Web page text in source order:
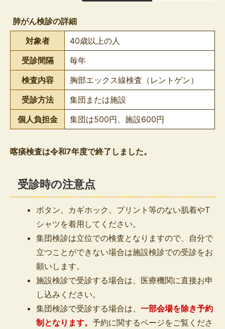
み
の
肺がん検診の詳細
対象者
40歳以上の人
受診間隔
毎年
検査内容
胸部エックス線検査（レントゲン）
受診方法
集団または施設
個人負担金
集団は500円、施設600円
喀痰検査は令和7年度で終了しました。
受診時の注意点
ボタン、カギホック、プリント等のない肌着やT
シャツを着用してください。
集団検診は立位での検査となりますので、自分で
立つことができない場合は施設検診での受診をお
願いします。
施設検診で受診する場合は、医療機関に直接お申
し込みください。
集団検診で受診する場合は、一部会場を除き予約
制となります。予約に関するページをご覧くださ